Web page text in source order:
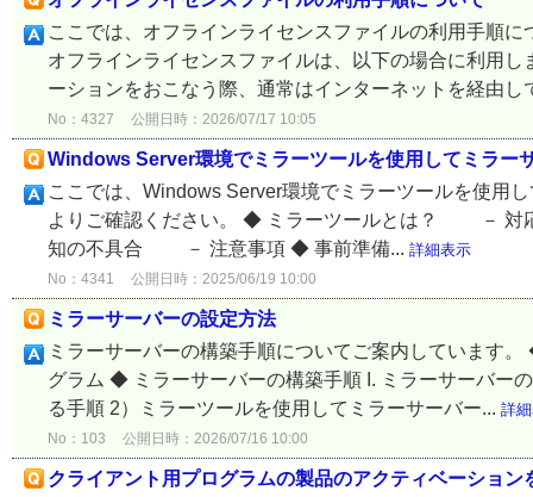
ここでは、オフラインライセンスファイルの利用手順
オフラインライセンスファイルは、以下の場合に利用
ーションをおこなう際、通常はインターネットを経由し
No：4327 公開日時：2026/07/17 10:05
Windows Server環境でミラーツールを使用してミラー
ここでは、Windows Server環境でミラーツールを使用
よりご確認ください。 ◆ ミラーツールとは？ －
知の不具合 － 注意事項 ◆ 事前準備... 詳細表示
No：4341 公開日時：2025/06/19 10:00
ミラーサーバーの設定方法
ミラーサーバーの構築手順についてご案内しています
グラム ◆ ミラーサーバーの構築手順 I. ミラーサーバー
る手順 2）ミラーツールを使用してミラーサーバー... 詳
No：103 公開日時：2026/07/16 10:00
クライアント用プログラムの製品のアクティベーション